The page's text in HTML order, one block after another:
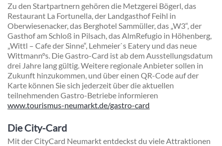
Zu den Startpartnern gehören die Metzgerei Bögerl, das
Restaurant La Fortunella, der Landgasthof Feihl in
Oberwiesenacker, das Berghotel Sammüller, das „W3“, der
Gasthof am Schloß in Pilsach, das AlmRefugio in Höhenberg,
„Wittl – Cafe der Sinne“, Lehmeier`s Eatery und das neue
Wittmann°s. Die Gastro-Card ist ab dem Ausstellungsdatum
drei Jahre lang gültig. Weitere regionale Anbieter sollen in
Zukunft hinzukommen, und über einen QR-Code auf der
Karte können Sie sich jederzeit über die aktuellen
teilnehmenden Gastro-Betriebe informieren
www.tourismus-neumarkt.de/gastro-card
Die City-Card
Mit der CityCard Neumarkt entdeckst du viele Attraktionen